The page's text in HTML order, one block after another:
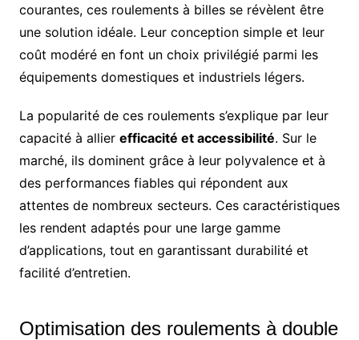
courantes, ces roulements à billes se révèlent être
une solution idéale. Leur conception simple et leur
coût modéré en font un choix privilégié parmi les
équipements domestiques et industriels légers.
La popularité de ces roulements s’explique par leur
capacité à allier efficacité et accessibilité. Sur le
marché, ils dominent grâce à leur polyvalence et à
des performances fiables qui répondent aux
attentes de nombreux secteurs. Ces caractéristiques
les rendent adaptés pour une large gamme
d’applications, tout en garantissant durabilité et
facilité d’entretien.
Optimisation des roulements à double